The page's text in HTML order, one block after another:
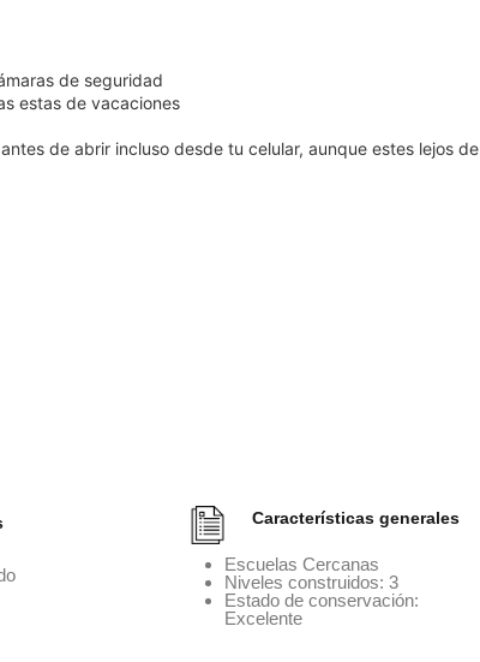
de seguridad
estas de vacaciones
de abrir incluso desde tu celular, aunque estes lejos de
Características generales
Escuelas Cercanas
Niveles construidos: 3
Estado de conservación:
Excelente